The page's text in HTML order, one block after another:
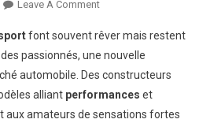
Leave A CommentOn
Sport
Pour
S’amuser
Sans
Casser
font souvent rêver mais restent
passionnés, une nouvelle
automobile. Des constructeurs
alliant performances et
aux amateurs de sensations fortes